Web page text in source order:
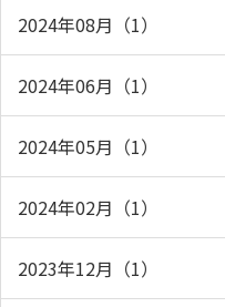
2024年08月（1）
2024年06月（1）
2024年05月（1）
2024年02月（1）
2023年12月（1）